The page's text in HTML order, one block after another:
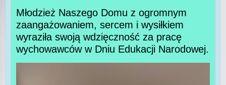
Młodzież Naszego Domu z ogromnym
zaangażowaniem, sercem i wysiłkiem
wyraziła swoją wdzięczność za pracę
wychowawców w Dniu Edukacji Narodowej.